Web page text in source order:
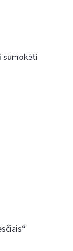
sumokėti